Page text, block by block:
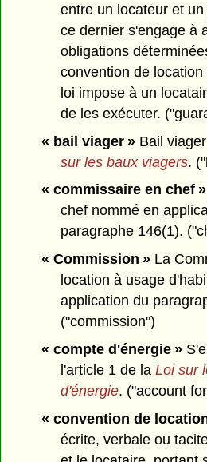
entre un locateur et
ce dernier s'engage à
obligations
convention de
loi impose à un
de les exécuter.
« bail viager » Bail
sur les baux viagers.
« commissaire en chef »
chef nommé en
paragraphe 146(1).
« Commission »La
location à usage
application du
("commission")
« compte d'énergie »
l'article 1 de laLoi sur
d'énergie. ("account
« convention de
écrite, verbale ou